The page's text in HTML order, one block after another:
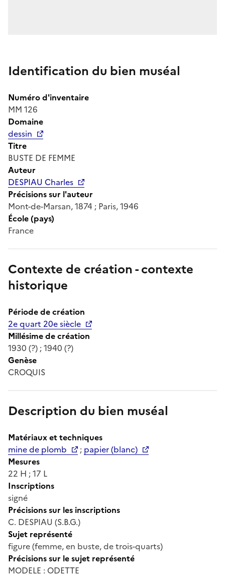
Identification du bien muséal
Numéro d'inventaire
MM 126
Domaine
dessin
Titre
BUSTE DE FEMME
Auteur
DESPIAU Charles
Précisions sur l'auteur
Mont-de-Marsan, 1874 ; Paris, 1946
École (pays)
France
Contexte de création - contexte
historique
Période de création
2e quart 20e siècle
Millésime de création
1930 (?) ; 1940 (?)
Genèse
CROQUIS
Description du bien muséal
Matériaux et techniques
mine de plomb
; papier (blanc)
Mesures
22 H ; 17 L
Inscriptions
signé
Précisions sur les inscriptions
C. DESPIAU (S.B.G.)
Sujet représenté
figure (femme, en buste, de trois-quarts)
Précisions sur le sujet représenté
MODELE : ODETTE